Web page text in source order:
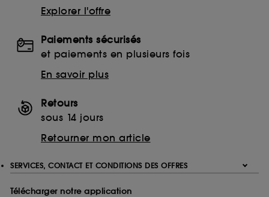
Explorer l'offre
Paiements sécurisés
et paiements en plusieurs fois
En savoir plus
Retours
sous 14 jours
Retourner mon article
SERVICES, CONTACT ET CONDITIONS DES OFFRES
Télécharger notre application